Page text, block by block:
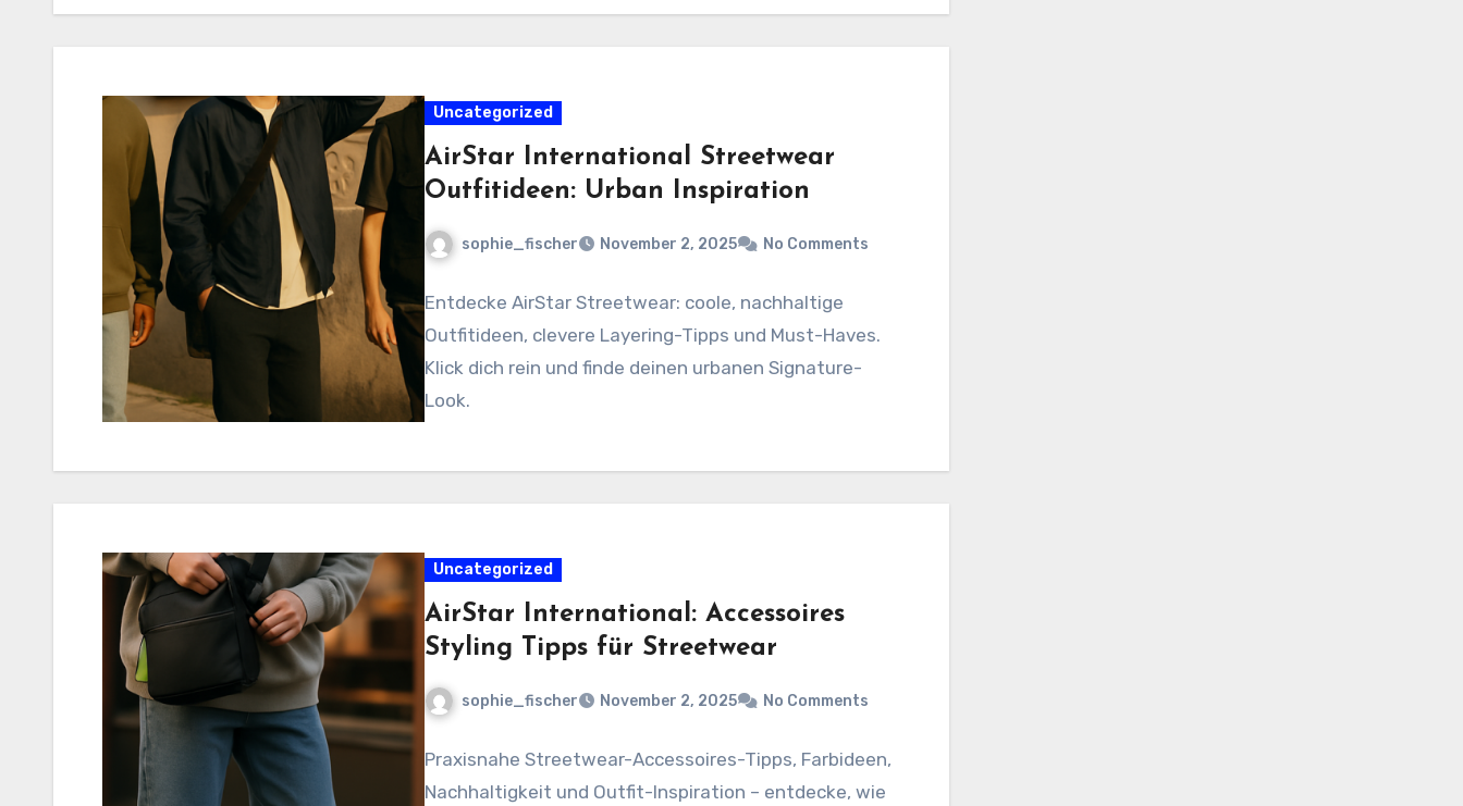
Uncategorized
AirStar International Streetwear
Outfitideen: Urban Inspiration
sophie_fischer November 2, 2025 No Comments
Entdecke AirStar Streetwear: coole, nachhaltige
Outfitideen, clevere Layering-Tipps und Must-Haves.
Klick dich rein und finde deinen urbanen Signature-
Look.
Uncategorized
AirStar International: Accessoires
Styling Tipps für Streetwear
sophie_fischer November 2, 2025 No Comments
Praxisnahe Streetwear-Accessoires-Tipps, Farbideen,
Nachhaltigkeit und Outfit-Inspiration – entdecke, wie